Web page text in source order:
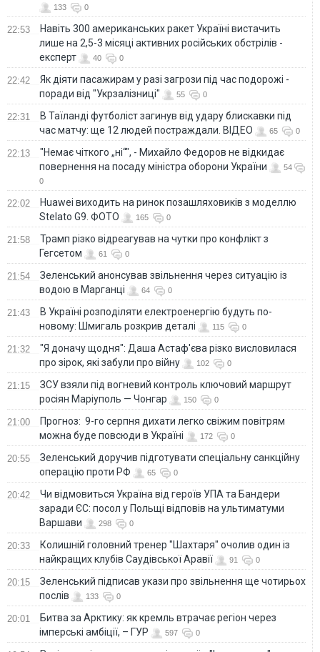
133 0
22:53
Навіть 300 американських ракет Україні вистачить
лише на 2,5-3 місяці активних російських обстрілів -
експерт
40 0
22:42
Як діяти пасажирам у разі загрози під час подорожі -
поради від "Укрзалізниці"
55 0
22:31
В Таїланді футболіст загинув від удару блискавки під
час матчу: ще 12 людей постраждали. ВІДЕО
65 0
22:13
"Немає чіткого „ні“", - Михайло Федоров не відкидає
повернення на посаду міністра оборони України
54
0
22:02
Huawei виходить на ринок позашляховиків з моделлю
Stelato G9. ФОТО
165 0
21:58
Трамп різко відреагував на чутки про конфлікт з
Гегсетом
61 0
21:54
Зеленський анонсував звільнення через ситуацію із
водою в Марганці
64 0
21:43
В Україні розподіляти електроенергію будуть по-
новому: Шмигаль розкрив деталі
115 0
21:32
"Я доначу щодня": Даша Астаф'єва різко висловилася
про зірок, які забули про війну
102 0
21:15
ЗСУ взяли під вогневий контроль ключовий маршрут
росіян Маріуполь — Чонгар
150 0
21:00
Прогноз: 9-го серпня дихати легко свіжим повітрям
можна буде повсюди в Україні
172 0
20:55
Зеленський доручив підготувати спеціальну санкційну
операцію проти РФ
65 0
20:42
Чи відмовиться Україна від героїв УПА та Бандери
заради ЄС: посол у Польщі відповів на ультиматуми
Варшави
298 0
20:33
Колишній головний тренер "Шахтаря" очолив один із
найкращих клубів Саудівської Аравії
91 0
20:15
Зеленський підписав укази про звільнення ще чотирьох
послів
133 0
20:01
Битва за Арктику: як кремль втрачає регіон через
імперські амбіції, – ГУР
597 0